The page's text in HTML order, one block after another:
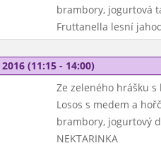
brambory, jogurtová
Fruttanella lesní
(11:15 - 14:00)
Ze zeleného hrášku s
Losos s medem a
brambory, jogurtový
NEKTARINKA